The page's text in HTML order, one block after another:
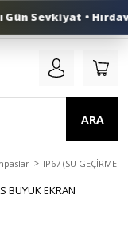
0 (553) 324 41 50
ARA
IP67 (SU
Sevkiyat •